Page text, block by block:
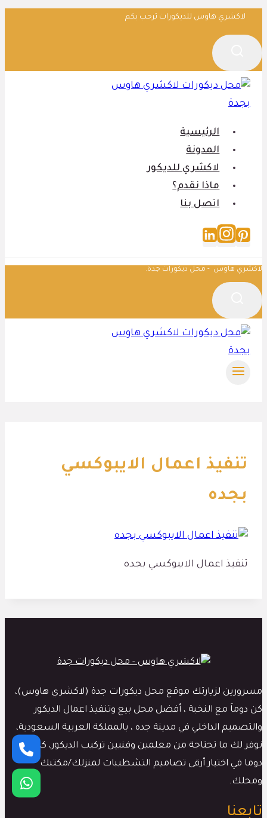
التجاوز
إلى
المحتوى
لاكشري هاوس للديكورات ترحب بكم
الرئيسية
المدونة
لاكشري للديكور
ماذا نقدم؟
اتصل بنا
لاكشري هاوس - محل ديكورات جدة.
تنفيذ اعمال الايبوكسي
بجده
تنفيذ اعمال الايبوكسي بجده
مسرورين لزيارتك موقع محل ديكورات جدة (لاكشري هاوس)،
كن دوماَ مع النخبة ، أفضل محل بيع وتنفيذ اعمال الديكور
والتصميم الداخلي في مدينة جده ، بالمملكة العربية السعودية،
نوفر لك ما تحتاجة من معلمين وفنيين تركيب الديكور، كما نبدع
دوما في اختيار أرقى تصاميم التشطيبات لمنزلك/مكتبك
ومحلك.
تابعنا